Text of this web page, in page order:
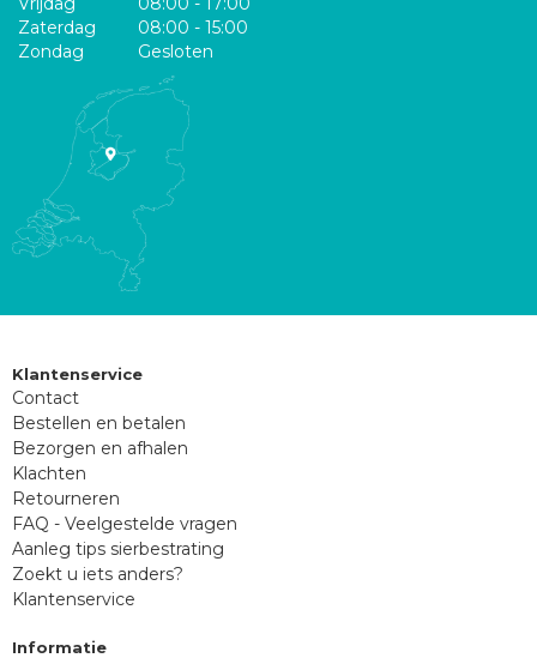
Zaterdag
08:00 - 15:00
Zondag
Gesloten
Klantenservice
Contact
Bestellen en betalen
Bezorgen en afhalen
Klachten
Retourneren
FAQ - Veelgestelde vragen
Aanleg tips sierbestrating
Zoekt u iets anders?
Klantenservice
Informatie